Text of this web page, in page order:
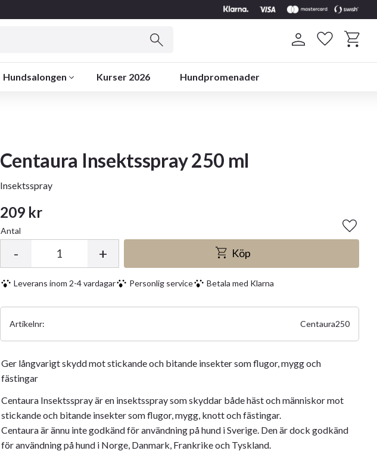
Hundsalongen Kurser 2026 Hundpromenader
Favoriter
Centaura Insektsspray 250 ml
Insektsspray
209kr
Antal
+
- Köp
Lägg
Leverans inom 2-4 vardagar Personlig service Betala med Klarna
Artikelnr Centaura250
Ger långvarigt skydd mot stickande och bitande insekter som flugor, mygg och
fästingar
Centaura Insektsspray är en insektsspray som skyddar både häst och människor mot
stickande och bitande insekter som flugor, mygg, knott och fästingar.
Centaura är ännu inte godkänd för användning på hund i Sverige. Den är dock godkänd
för användning på hund i Norge, Danmark, Frankrike och Tyskland.